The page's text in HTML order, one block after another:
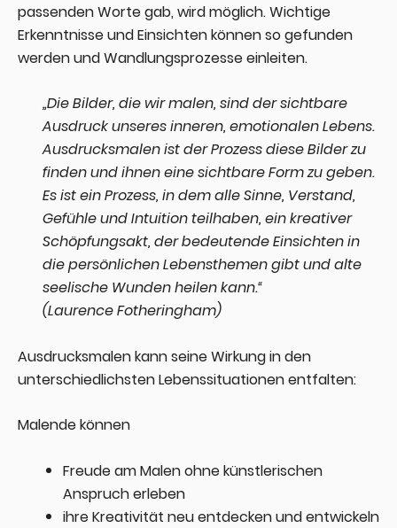
passenden Worte gab, wird möglich. Wichtige
Erkenntnisse und Einsichten können so gefunden
werden und Wandlungsprozesse einleiten.
„Die Bilder, die wir malen, sind der sichtbare
Ausdruck unseres inneren, emotionalen Lebens.
Ausdrucksmalen ist der Prozess diese Bilder zu
finden und ihnen eine sichtbare Form zu geben.
Es ist ein Prozess, in dem alle Sinne, Verstand,
Gefühle und Intuition teilhaben, ein kreativer
Schöpfungsakt, der bedeutende Einsichten in
die persönlichen Lebensthemen gibt und alte
seelische Wunden heilen kann.“
(Laurence Fotheringham)
Ausdrucksmalen kann seine Wirkung in den
unterschiedlichsten Lebenssituationen entfalten:
Malende können
Freude am Malen ohne künstlerischen
Anspruch erleben
ihre Kreativität neu entdecken und entwickeln